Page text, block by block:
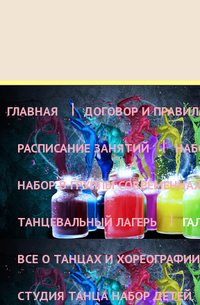
ГЛАВНАЯ ДОГОВОР И
РАСПИСАНИЕ ЗАНЯТИЙ
НАБОР В ГРУППЫ
ТАНЦЕВАЛЬНЫЙ ЛАГЕРЬ
ВСЕ О ТАНЦАХ И ХОРЕОГРАФИИ
СТУДИЯ ТАНЦА НАБОР ДЕТЕЙ